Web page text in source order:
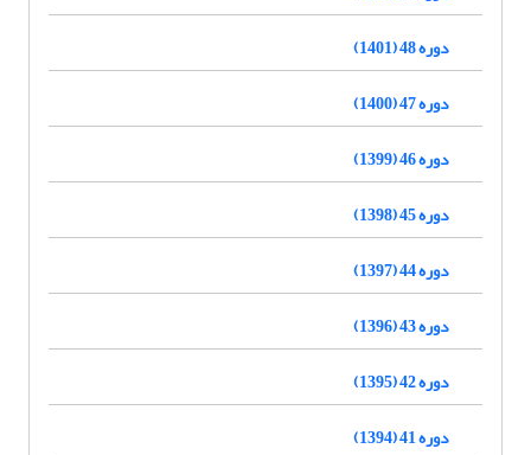
دوره 48 (1401)
دوره 47 (1400)
دوره 46 (1399)
دوره 45 (1398)
دوره 44 (1397)
دوره 43 (1396)
دوره 42 (1395)
دوره 41 (1394)